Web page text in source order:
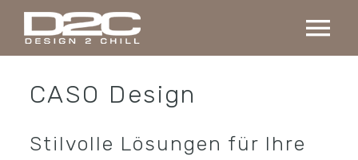
Skip
content
Kollektion
CASO Design
Stilvolle Lösungen für Ihre